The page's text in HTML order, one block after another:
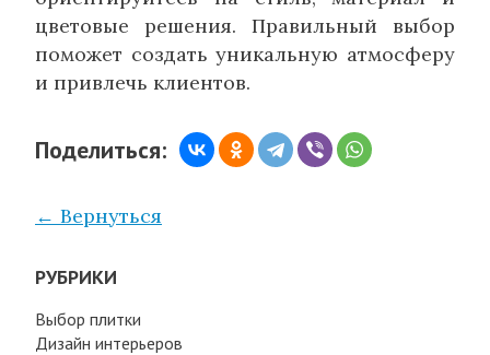
цветовые решения. Правильный выбор
поможет создать уникальную атмосферу
и привлечь клиентов.
Поделиться:
← Вернуться
РУБРИКИ
Выбор плитки
Дизайн интерьеров